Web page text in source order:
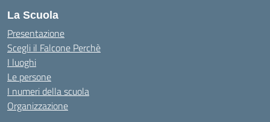
La Scuola
Presentazione
Scegli il Falcone Perchè
I luoghi
Le persone
I numeri della scuola
Organizzazione